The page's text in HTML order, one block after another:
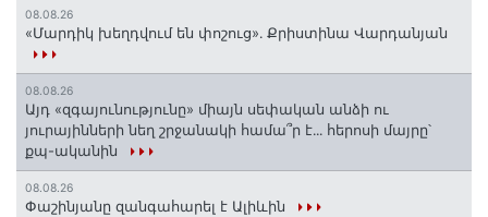
08.08.26
«Մարդիկ խեղդվում են փոշուց»․ Քրիստինա Վարդանյան
08.08.26
Այդ «զգայունությունը» միայն սեփական անձի ու
յուրայինների նեղ շրջանակի համա՞ր է․․․ հերոսի մայրը՝
քպ-ականին
08.08.26
Փաշինյանը զանգահարել է Ալիևին